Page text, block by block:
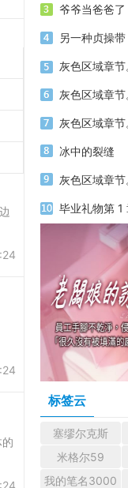
爷爷当爸爸了
另一种贞操带
灰色区域章
灰色区域章
灰色区域章
冰中的裂缝
灰色区域章
毕业礼物第 1
标签云
塞缪尔克斯
米格尔59
我的笔名3000